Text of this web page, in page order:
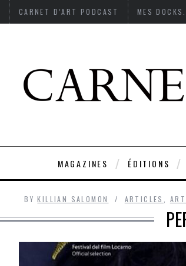
CARNET D’ART PODCAST MES
MAGAZINES ÉDITIONS
BYKILLIAN SALOMON ARTICLES